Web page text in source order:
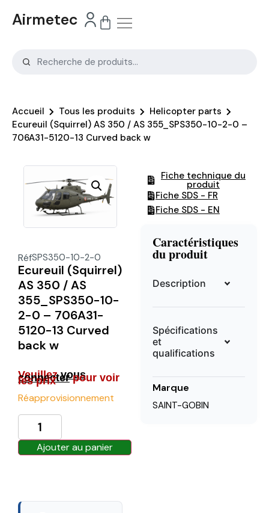
Airmetec
Accueil Tous les produits
Helicopter parts
Ecureuil (Squirrel) AS 350 / AS 355_SPS350-10-2-0 –
706A31-5120-13 Curved back w
RéfSPS350-10-2-0
Ecureuil (Squirrel)
AS 350 / AS
355_SPS350-10-
2-0 – 706A31-
5120-13 Curved
back w
Veuillezvous
connecterpour voir
les prix
Réapprovisionnement
Ajouter au panier
Fiche technique du
produit
Fiche SDS - FR
Fiche SDS - EN
Caractéristiques
du produit
Description
Spécifications
et
qualifications
Marque
SAINT-GOBIN